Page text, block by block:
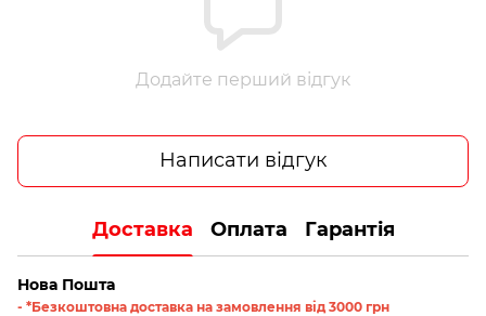
Додайте перший відгук
Написати відгук
Доставка Оплата Гарантія
Нова Пошта
- *Безкоштовна доставка на замовлення від 3000 грн